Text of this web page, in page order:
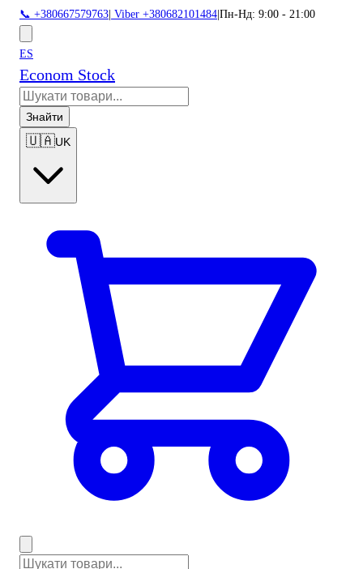
📞 +380667579763 Viber +380682101484 Пн-Нд: 9:00 - 21:00
ES
Econom Stock
Знайти
🇺🇦UK